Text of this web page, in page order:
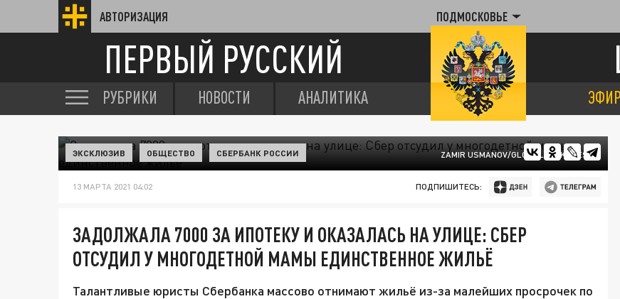
АВТОРИЗАЦИЯ ПОДМОСКОВЬЕ
ПЕРВЫЙ РУССКИЙ
РУБРИКИ НОВОСТИ АНАЛИТИКА ЭФИР
ZAMIR USMANOV/GLOBALLOOKPRESS
ЭКСКЛЮЗИВ ОБЩЕСТВО СБЕРБАНК РОССИИ
13 МАРТА 2021 04:02 ПОДПИШИТЕСЬ:
ЗАДОЛЖАЛА 7000 ЗА ИПОТЕКУ И ОКАЗАЛАСЬ НА УЛИЦЕ: СБЕР
ОТСУДИЛ У МНОГОДЕТНОЙ МАМЫ ЕДИНСТВЕННОЕ ЖИЛЬЁ
Талантливые юристы Сбербанка массово отнимают жильё из-за малейших просрочек по